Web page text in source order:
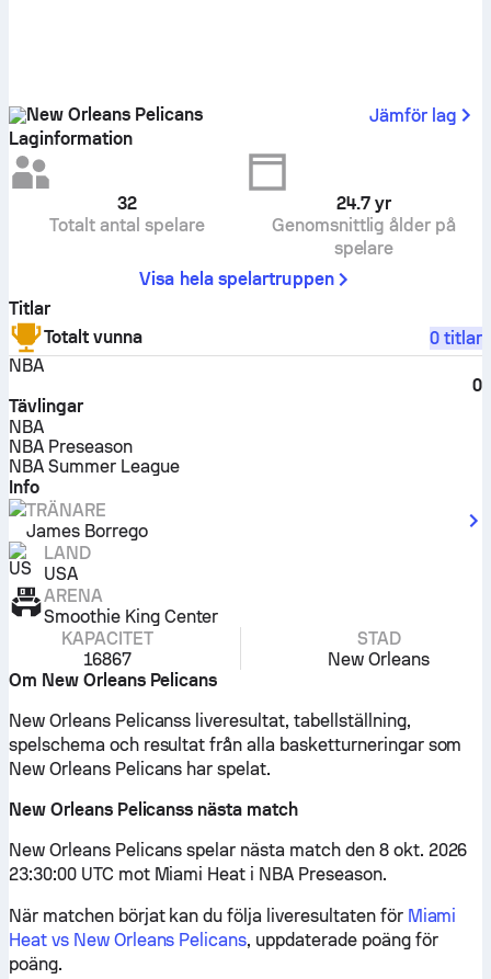
New Orleans Pelicans
Jämför lag
Laginformation
32
Totalt antal spelare
24.7 yr
Genomsnittlig ålder på
spelare
Visa hela spelartruppen
Titlar
Totalt vunna
0 titlar
NBA
0
Tävlingar
NBA
NBA Preseason
NBA Summer League
Info
TRÄNARE
James Borrego
LAND
USA
ARENA
Smoothie King Center
KAPACITET
16867
STAD
New Orleans
Om New Orleans Pelicans
New Orleans Pelicanss liveresultat, tabellställning,
spelschema och resultat från alla basketturneringar som
New Orleans Pelicans har spelat.
New Orleans Pelicanss nästa match
New Orleans Pelicans spelar nästa match den 8 okt. 2026
23:30:00 UTC mot Miami Heat i NBA Preseason.
När matchen börjat kan du följa liveresultaten för Miami
Heat vs New Orleans Pelicans, uppdaterade poäng för
poäng.